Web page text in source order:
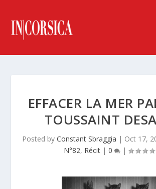
EFFACER LA MER
TOUSSAINT
Posted by Constant Sbraggia | Oct 17,
N°82, Récit| 0 |